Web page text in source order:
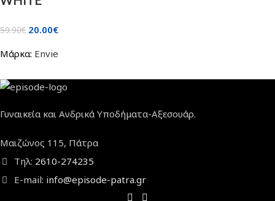
59.90€ 20.00€
Μάρκα: Envie
Γυναικεία και Ανδρικά Υποδήματα-Αξεσουάρ.
Μαιζώνος 115, Πάτρα
Τηλ: 2610-274235
E-mail: info@episode-patra.gr